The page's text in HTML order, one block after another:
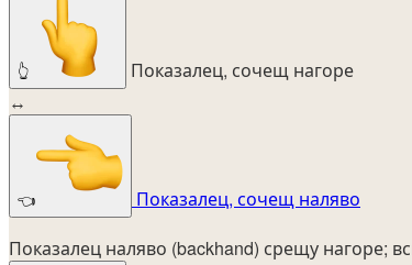
👆
Показалец, сочещ нагоре
↔
👈
Показалец, сочещ наляво
Показалец наляво (backhand) срещу нагоре;